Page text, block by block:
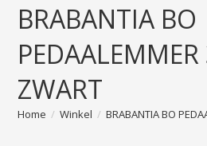
BRABANTIA BO
ZWART
Home / Winkel / BRABANTIA BO